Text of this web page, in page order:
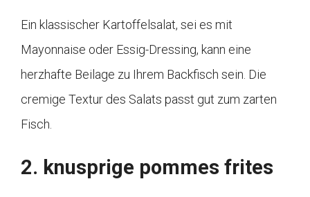
Ein klassischer Kartoffelsalat, sei es mit
Mayonnaise oder Essig-Dressing, kann eine
herzhafte Beilage zu Ihrem Backfisch sein. Die
cremige Textur des Salats passt gut zum zarten
Fisch.
2. knusprige pommes frites